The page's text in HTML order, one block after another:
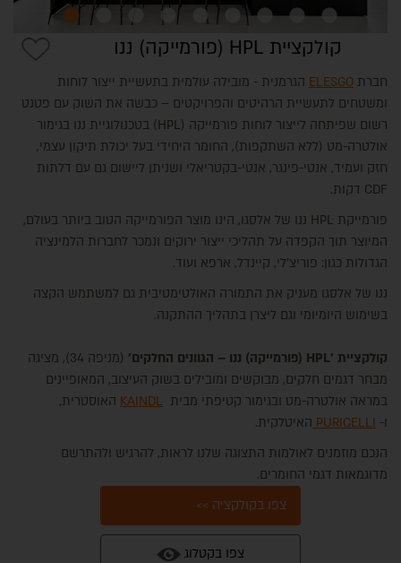
אתר הזמנות
קולקציית HPL (פורמייקה) ננו
חברת ELESGO הגרמנית - מובילה עולמית בתעשיית ייצור לוחות
ומשטחים לתעשיית הרהיטים והפרויקטים – כבשה את השוק עם פטנט
רשום שפיתחה לייצור לוחות פורמייקה (HPL) בטכנולוגיית ננו בגימור
אולטרה-מט (ללא השתקפות), החומר היחידי בעל יכולת תיקון עצמי,
חזק ועמיד, אנטי-פינגר, אנטי-בקטריאלי ושניתן ליישום גם עם דלתות
CDF דקות.
פורמייקת HPL ננו של אלסגו, הינו מוצר הפורמייקה הטוב ביותר בעולם,
המיוצר תוך הקפדה על תהליכי ייצור ירוקים ונמכר לחברות הלמינציה
הגדולות כגון: פוריצ'לי, קיינדל, ארפא ועוד.
ננו של אלסגו מעניק את התמורה האולטימטיבית גם למשתמש הקצה
בשימוש היומיומי וגם ליצרן בתהליך ההתקנה.
קולקציית 'HPL (פורמייקה) ננו – הגוונים החלקים'
(מניפה 34), מציגה
מבחר דגמים חלקים, מבוקשים ומובילים בשוק העיצוב, המאופיינים
במראה אולטרה-מט ובגימור קטיפתי מבית KAINDL האוסטרית,
ו- PURICELLI האיטלקית.
הנכם מוזמנים לאולמות התצוגה שלנו לראות, להרגיש ולהתרשם
מדוגמאות דגמי החומרים.
צפו בקולקציה >>
צפו בקטלוג